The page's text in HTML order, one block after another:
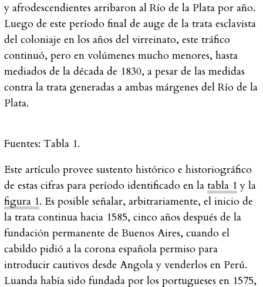
y afrodescendientes arribaron al Río de la Plata por año.
Luego de este período final de auge de la trata esclavista
del coloniaje en los años del virreinato, este tráfico
continuó, pero en volúmenes mucho menores, hasta
mediados de la década de 1830, a pesar de las medidas
contra la trata generadas a ambas márgenes del Río de la
Plata.
Fuentes: Tabla 1.
Este artículo provee sustento histórico e historiográfico
de estas cifras para período identificado en la tabla 1 y la
figura 1. Es posible señalar, arbitrariamente, el inicio de
la trata continua hacia 1585, cinco años después de la
fundación permanente de Buenos Aires, cuando el
cabildo pidió a la corona española permiso para
introducir cautivos desde Angola y venderlos en Perú.
Luanda había sido fundada por los portugueses en 1575,